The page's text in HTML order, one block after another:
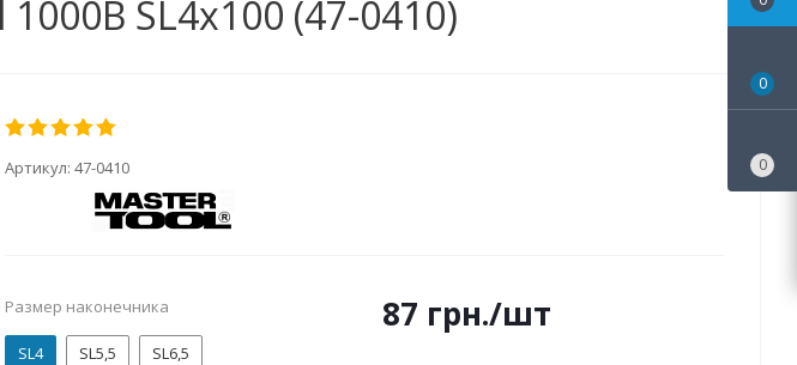
SL4х100 (47-0410)
Артикул: 47-0410
Размер наконечника
SL4 SL5,5 SL6,5
87 грн./шт
0
0